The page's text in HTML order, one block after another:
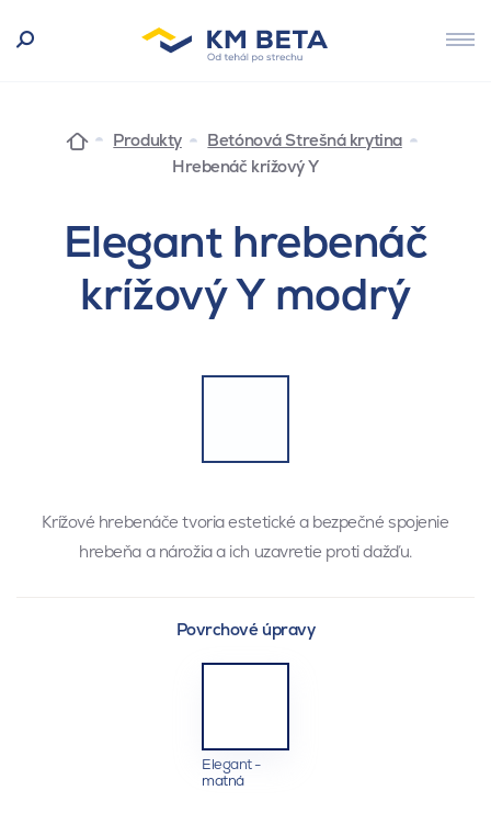
Produkty
Betónová Strešná krytina
Hrebenáč krížový Y
Elegant hrebenáč
krížový Y modrý
Krížové hrebenáče tvoria estetické a bezpečné spojenie
hrebeňa a nárožia a ich uzavretie proti dažďu.
Povrchové úpravy
Elegant -
matná